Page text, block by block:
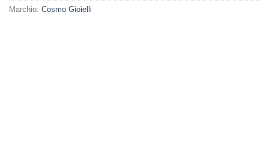
Marchio: Cosmo Gioielli